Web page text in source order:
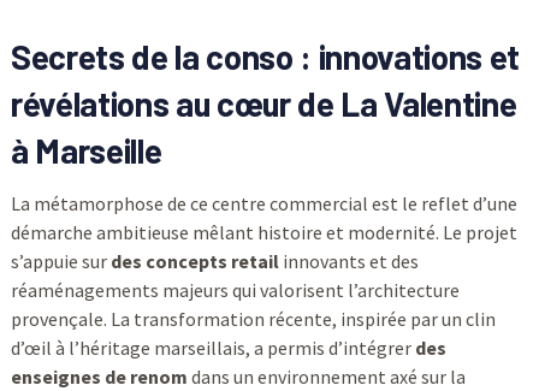
Secrets de la conso : innovations et
révélations au cœur de La Valentine
à Marseille
La métamorphose de ce centre commercial est le reflet d’une
démarche ambitieuse mêlant histoire et modernité. Le projet
s’appuie sur des concepts retailinnovants et des
réaménagements majeurs qui valorisent l’architecture
provençale. La transformation récente, inspirée par un clin
d’œil à l’héritage marseillais, a permis d’intégrer des
enseignes de renom dans un environnement axé sur la